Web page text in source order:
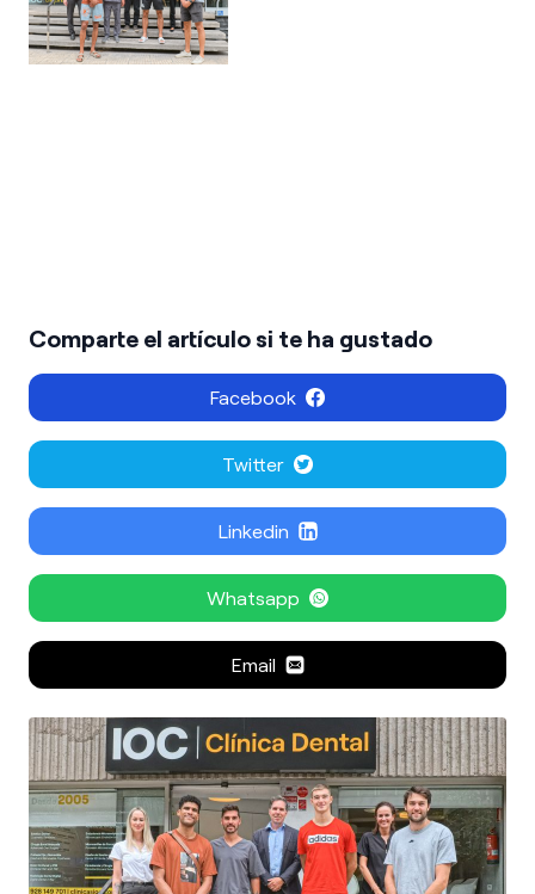
Comparte el artículo si te ha gustado
Facebook
Twitter
Linkedin
Whatsapp
Email